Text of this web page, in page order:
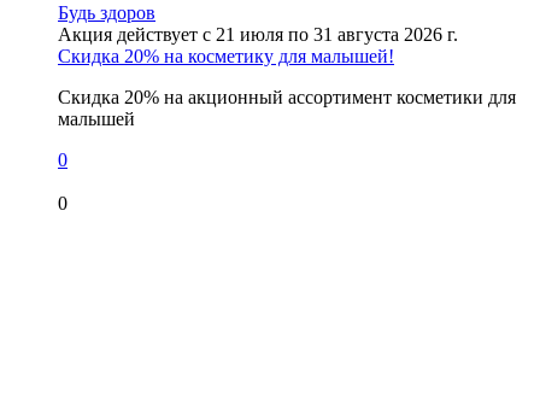
Будь здоров
Акция действует с 21 июля по 31 августа 2026 г.
Скидка 20% на косметику для малышей!
Скидка 20% на акционный ассортимент косметики для
малышей
0
0